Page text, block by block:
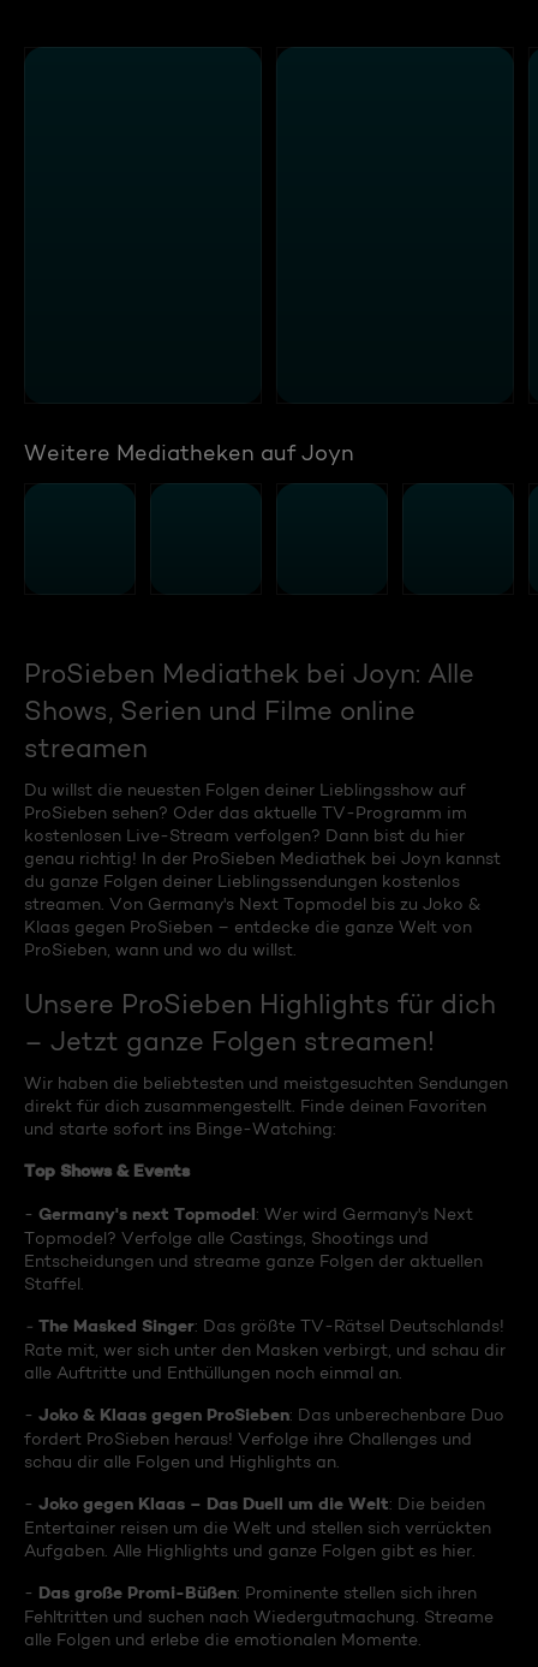
Weitere Mediatheken auf Joyn
ProSieben Mediathek bei Joyn: Alle
Shows, Serien und Filme online
streamen
Du willst die neuesten Folgen deiner Lieblingsshow auf
ProSieben sehen? Oder das aktuelle TV-Programm im
kostenlosen Live-Stream verfolgen? Dann bist du hier
genau richtig! In der ProSieben Mediathek bei Joyn kannst
du ganze Folgen deiner Lieblingssendungen kostenlos
streamen. Von Germany's Next Topmodel bis zu Joko &
Klaas gegen ProSieben – entdecke die ganze Welt von
ProSieben, wann und wo du willst.
Unsere ProSieben Highlights für dich
– Jetzt ganze Folgen streamen!
Wir haben die beliebtesten und meistgesuchten Sendungen
direkt für dich zusammengestellt. Finde deinen Favoriten
und starte sofort ins Binge-Watching:
Top Shows & Events
- Germany's next Topmodel: Wer wird Germany's Next
Topmodel? Verfolge alle Castings, Shootings und
Entscheidungen und streame ganze Folgen der aktuellen
Staffel.
- The Masked Singer: Das größte TV-Rätsel Deutschlands!
Rate mit, wer sich unter den Masken verbirgt, und schau dir
alle Auftritte und Enthüllungen noch einmal an.
- Joko & Klaas gegen ProSieben: Das unberechenbare Duo
fordert ProSieben heraus! Verfolge ihre Challenges und
schau dir alle Folgen und Highlights an.
- Joko gegen Klaas – Das Duell um die Welt: Die beiden
Entertainer reisen um die Welt und stellen sich verrückten
Aufgaben. Alle Highlights und ganze Folgen gibt es hier.
- Das große Promi-Büßen: Prominente stellen sich ihren
Fehltritten und suchen nach Wiedergutmachung. Streame
alle Folgen und erlebe die emotionalen Momente.